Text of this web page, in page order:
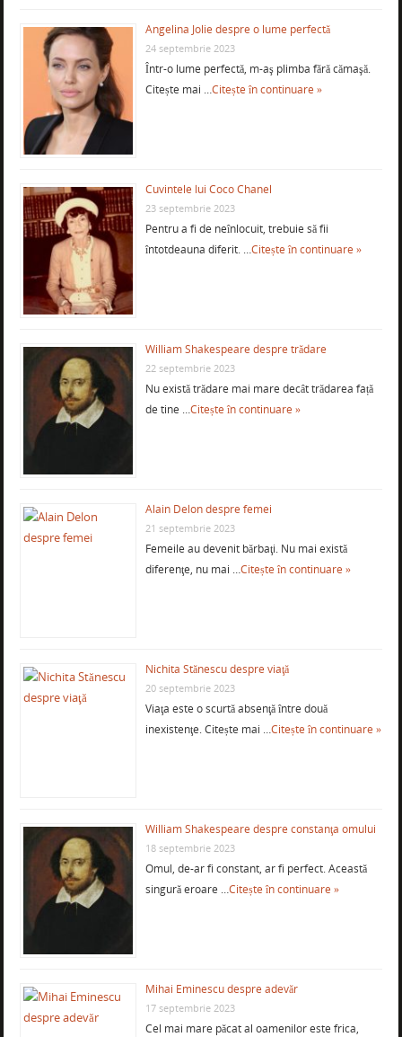
Angelina Jolie despre o lume perfectă
24 septembrie 2023
Într-o lume perfectă, m-aş plimba fără cămaşă.
Citește mai …Citește în continuare »
Cuvintele lui Coco Chanel
23 septembrie 2023
Pentru a fi de neînlocuit, trebuie să fii
întotdeauna diferit. …Citește în continuare »
William Shakespeare despre trădare
22 septembrie 2023
Nu există trădare mai mare decât trădarea față
de tine …Citește în continuare »
Alain Delon despre femei
21 septembrie 2023
Femeile au devenit bărbaţi. Nu mai există
diferenţe, nu mai …Citește în continuare »
Nichita Stănescu despre viaţă
20 septembrie 2023
Viaţa este o scurtă absenţă între două
inexistenţe. Citește mai …Citește în continuare »
William Shakespeare despre constanţa omului
18 septembrie 2023
Omul, de-ar fi constant, ar fi perfect. Această
singură eroare …Citește în continuare »
Mihai Eminescu despre adevăr
17 septembrie 2023
Cel mai mare păcat al oamenilor este frica,